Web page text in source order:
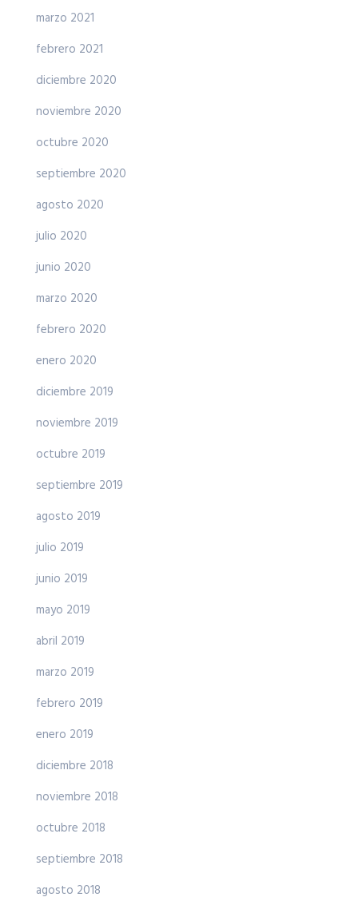
marzo 2021
febrero 2021
diciembre 2020
noviembre 2020
octubre 2020
septiembre 2020
agosto 2020
julio 2020
junio 2020
marzo 2020
febrero 2020
enero 2020
diciembre 2019
noviembre 2019
octubre 2019
septiembre 2019
agosto 2019
julio 2019
junio 2019
mayo 2019
abril 2019
marzo 2019
febrero 2019
enero 2019
diciembre 2018
noviembre 2018
octubre 2018
septiembre 2018
agosto 2018